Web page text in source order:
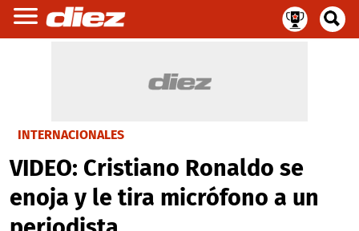
INTERNACIONALES
VIDEO: Cristiano Ronaldo se
enoja y le tira micrófono a un